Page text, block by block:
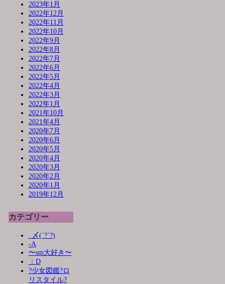
2023年1月
2022年12月
2022年11月
2022年10月
2022年9月
2022年8月
2022年7月
2022年6月
2022年5月
2022年4月
2022年3月
2022年1月
2021年10月
2021年4月
2020年7月
2020年6月
2020年5月
2020年4月
2020年3月
2020年2月
2020年1月
2019年12月
カテゴリー
_〆(´?`?)
-A
〜sm大好き〜
：D
?少女図鑑?ロ
リスタイル?